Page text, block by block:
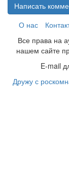
Написать
О нас
Все права на
нашем сайте
E-mail
Дружу с